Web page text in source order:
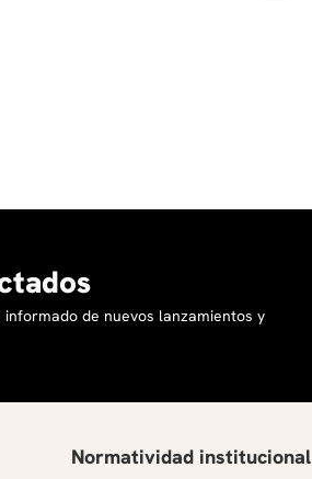
de nuevos lanzamientos y
Normatividad institucional